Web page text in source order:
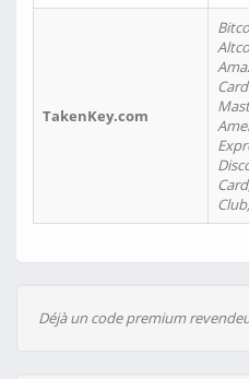
TakenKey.com
Déjà un code premium